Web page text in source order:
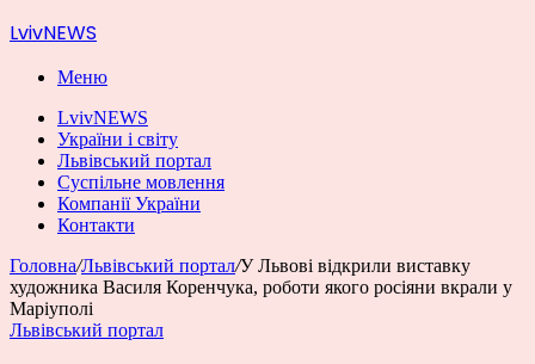
LvivNEWS
Меню
LvivNEWS
України і світу
Львівський портал
Суспільне мовлення
Компанії України
Контакти
Головна/Львівський портал/У Львові відкрили виставку
художника Василя Коренчука, роботи якого росіяни вкрали у
Маріуполі
Львівський портал